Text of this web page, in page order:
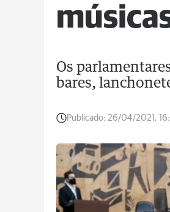
Os
bares,
Publicado: 26/04/2021,